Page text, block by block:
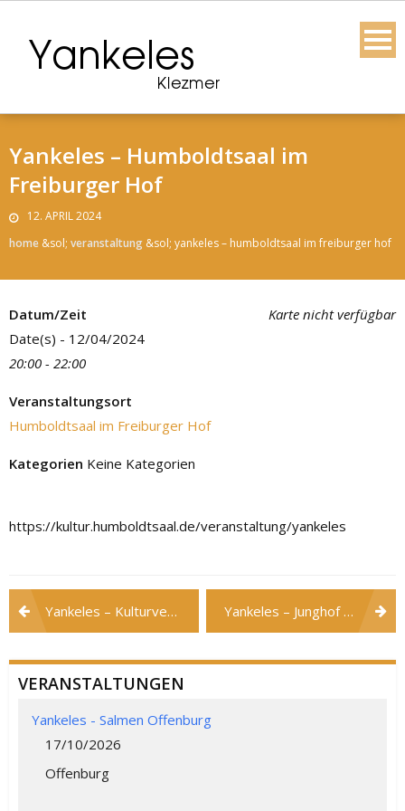
content
Yankeles – Humboldtsaal im
Freiburger Hof
12. APRIL 2024
home &sol; veranstaltung &sol; yankeles – humboldtsaal im freiburger hof
Karte nicht verfügbar
Datum/Zeit
Date(s) - 12/04/2024
20:00 - 22:00
Veranstaltungsort
Humboldtsaal im Freiburger Hof
Kategorien Keine Kategorien
https://kultur.humboldtsaal.de/veranstaltung/yankeles
Beitragsnavigation
Yankeles – Kulturverein Schallstadt Yankeles – Junghof Kappel (nur Musik)
VERANSTALTUNGEN
Yankeles - Salmen Offenburg
17/10/2026
Offenburg